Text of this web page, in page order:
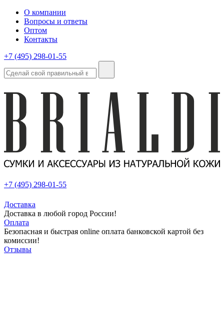
О компании
Вопросы и ответы
Оптом
Контакты
+7 (495) 298-01-55
+7 (495) 298-01-55
Доставка
Доставка в любой город России!
Оплата
Безопасная и быстрая online оплата банковской картой без
комиссии!
Отзывы